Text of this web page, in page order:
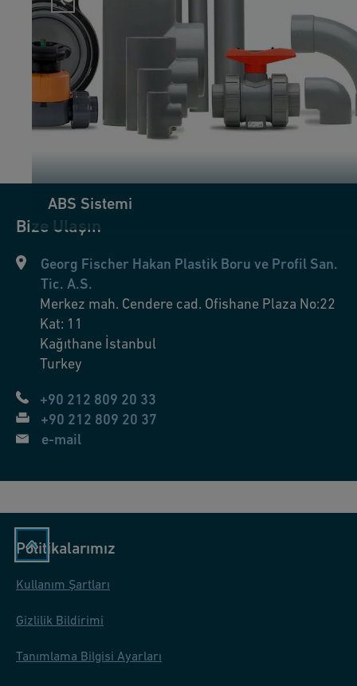
ABS Sistemi
Bize Ulaşın
Georg Fischer Hakan Plastik Boru ve Profil San.
Tic. A.S.
Merkez mah. Cendere cad. Ofishane Plaza No:22
Kat: 11
Kağıthane İstanbul
Turkey
+90 212 809 20 33
+90 212 809 20 37
e-mail
Politikalarımız
Kullanım Şartları
Gizlilik Bildirimi
Tanımlama Bilgisi Ayarları